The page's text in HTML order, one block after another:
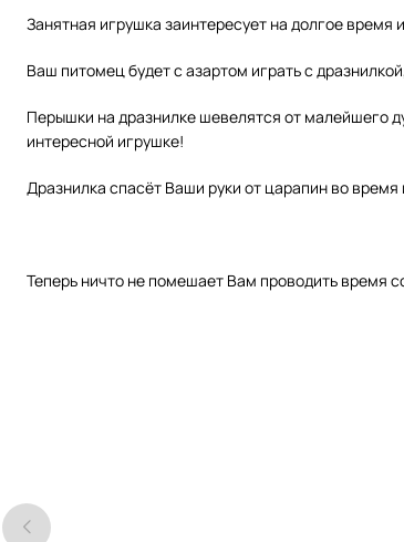
Занятная игрушка заинтересует на долгое время
Ваш питомец будет с азартом играть с
Перышки на дразнилке шевелятся от малейшего
интересной игрушке!
Дразнилка спасёт Ваши руки от царапин во время
Теперь ничто не помешает Вам проводить время